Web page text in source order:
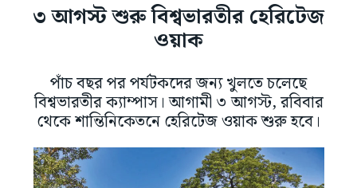
৩ আগস্ট শুরু বিশ্বভারতীর হেরিটেজ
ওয়াক
পাঁচ বছর পর পর্যটকদের জন্য খুলতে চলেছে
বিশ্বভারতীর ক্যাম্পাস। আগামী ৩ আগস্ট, রবিবার
থেকে শান্তিনিকেতনে হেরিটেজ ওয়াক শুরু হবে।